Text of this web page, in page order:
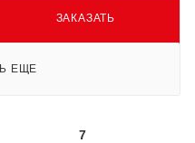
ЗАКАЗАТЬ
ЕЩЕ
7